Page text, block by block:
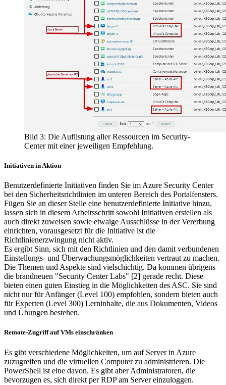
Bild 3: Die Auflistung aller Ressourcen im Security-
Center mit einer jeweiligen Empfehlung.
Initiativen in Aktion
Benutzerdefinierte Initiativen finden Sie im Azure Security Center
bei den Sicherheitsrichtlinien im unteren Bereich des Portalfensters.
Fügen Sie an dieser Stelle eine benutzerdefinierte Initiative hinzu,
lassen sich in diesem Arbeitsschritt sowohl Initiativen erstellen als
auch direkt zuweisen sowie etwaige Ausschlüsse in der Vererbung
einrichten, vorausgesetzt für die Initiative ist die
Richtlinienerzwingung nicht aktiv.
Es ergibt Sinn, sich mit den Richtlinien und den damit verbundenen
Einstellungs- und Überwachungsmöglichkeiten vertraut zu machen.
Die Themen und Aspekte sind vielschichtig. Da kommen übrigens
die brandneuen "Security Center Labs" [2] gerade recht. Diese
bieten einen guten Einstieg in die Möglichkeiten des ASC. Sie sind
nicht nur für Anfänger (Level 100) empfohlen, sondern bieten auch
für Experten (Level 300) Lerninhalte, die aus Dokumenten, Videos
und Übungen bestehen.
Remote-Zugriff auf VMs einschränken
Es gibt verschiedene Möglichkeiten, um auf Server in Azure
zuzugreifen und die virtuellen Computer zu administrieren. Die
PowerShell ist eine davon. Es gibt aber Administratoren, die
bevorzugen es, sich direkt per RDP am Server einzuloggen.